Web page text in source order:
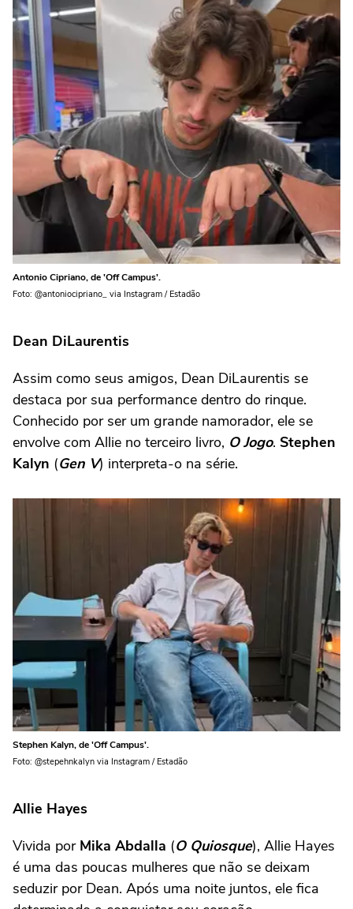
Antonio Cipriano, de 'Off Campus'.
Foto: @antoniocipriano_ via Instagram / Estadão
Dean DiLaurentis
Assim como seus amigos, Dean DiLaurentis se
destaca por sua performance dentro do rinque.
Conhecido por ser um grande namorador, ele se
envolve com Allie no terceiro livro, O Jogo. Stephen
Kalyn (Gen V) interpreta-o na série.
Stephen Kalyn, de 'Off Campus'.
Foto: @stepehnkalyn via Instagram / Estadão
Allie Hayes
Vivida por Mika Abdalla (O Quiosque), Allie Hayes
é uma das poucas mulheres que não se deixam
seduzir por Dean. Após uma noite juntos, ele fica